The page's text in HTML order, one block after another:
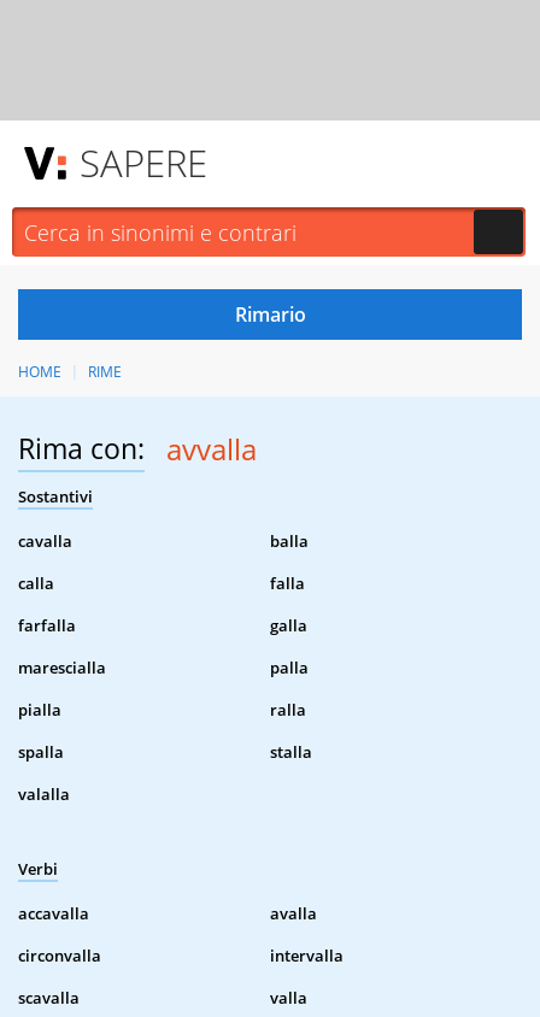
SAPERE
HOME RIME
Rima con: avvalla
Sostantivi
cavalla
balla
calla
falla
farfalla
galla
marescialla
palla
pialla
ralla
spalla
stalla
valalla
Verbi
accavalla
avalla
circonvalla
intervalla
scavalla
valla